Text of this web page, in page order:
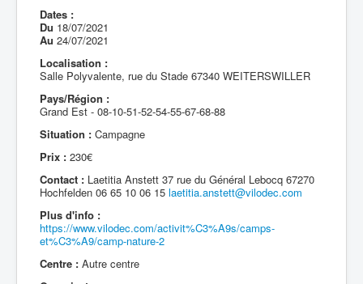
Dates :
Du 18/07/2021
Au 24/07/2021
Localisation :
Salle Polyvalente, rue du Stade 67340 WEITERSWILLER
Pays/Région :
Grand Est - 08-10-51-52-54-55-67-68-88
Situation : Campagne
Prix : 230€
Contact : Laetitia Anstett 37 rue du Général Lebocq 67270
Hochfelden 06 65 10 06 15 laetitia.anstett@vilodec.com
Plus d'info :
https://www.vilodec.com/activit%C3%A9s/camps-
et%C3%A9/camp-nature-2
Centre : Autre centre